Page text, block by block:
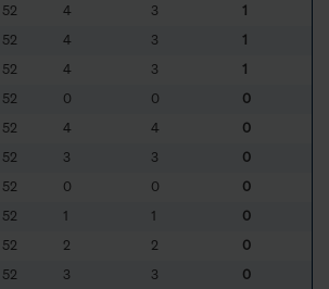
52 4 3
1
52 4 3
1
52 4 3
1
52 0 0
0
52 4 4
0
52 3 3
0
52 0 0
0
52 1 1
0
52 2 2
0
52 3 3
0